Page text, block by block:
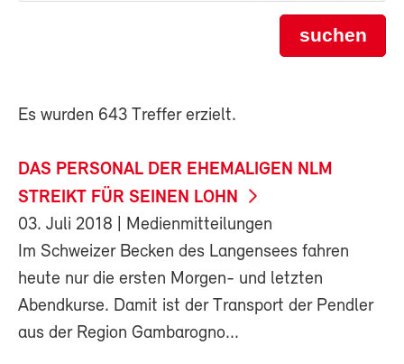
suchen
Es wurden 643 Treffer erzielt.
DAS PERSONAL DER EHEMALIGEN NLM
STREIKT FÜR SEINEN LOHN
03. Juli 2018 | Medienmitteilungen
Im Schweizer Becken des Langensees fahren
heute nur die ersten Morgen- und letzten
Abendkurse. Damit ist der Transport der Pendler
aus der Region Gambarogno...